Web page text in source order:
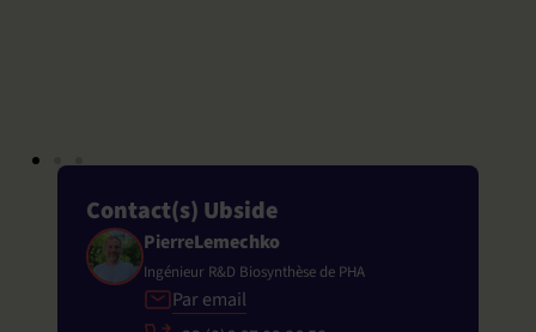
Contact(s) Ubside
PierreLemechko
Ingénieur R&D Biosynthèse de PHA
Par email